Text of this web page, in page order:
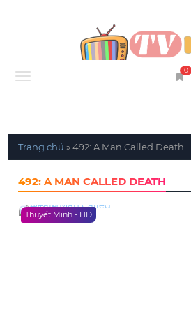
Menu
0
Trang chủ »492: A Man Called Death
492: A MAN CALLED DEATH
Thuyết Minh - HD